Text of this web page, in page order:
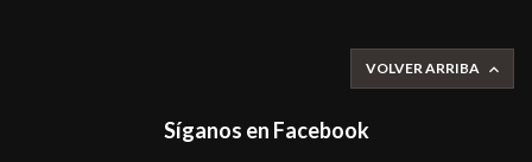
VOLVER ARRIBA 
Síganos en Facebook